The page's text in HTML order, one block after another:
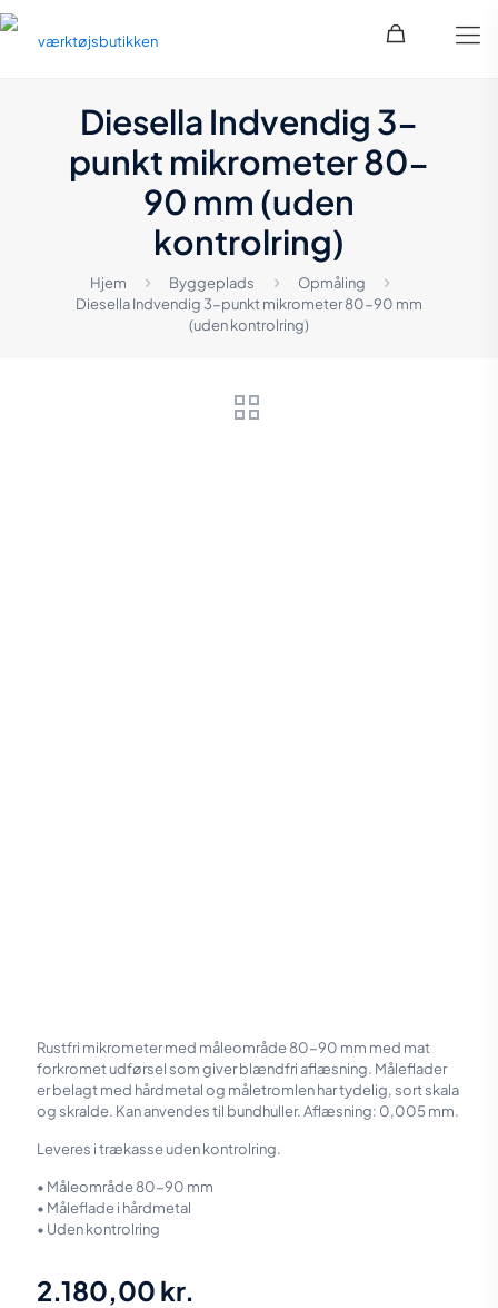
Diesella Indvendig 3-
punkt mikrometer 80-
90 mm (uden
kontrolring)
Hjem Byggeplads
Opmåling
Diesella Indvendig 3-punkt mikrometer 80-90 mm
(uden kontrolring)
Rustfri mikrometer med måleområde 80-90 mm med mat
forkromet udførsel som giver blændfri aflæsning. Måle­flader
er belagt med hårdmetal og måletromlen har tydelig, sort skala
og skralde. Kan anvendes til bundhuller. Aflæsning: 0,005 mm.
Leveres i trækasse uden kontrolring.
• Måleområde 80-90 mm
• Måleflade i hårdmetal
• Uden kontrolring
2.180,00 kr.